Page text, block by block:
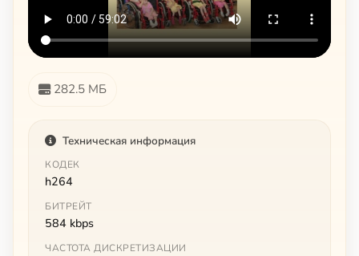
282.5 МБ
Техническая информация
КОДЕК
h264
БИТРЕЙТ
584 kbps
ЧАСТОТА ДИСКРЕТИЗАЦИИ